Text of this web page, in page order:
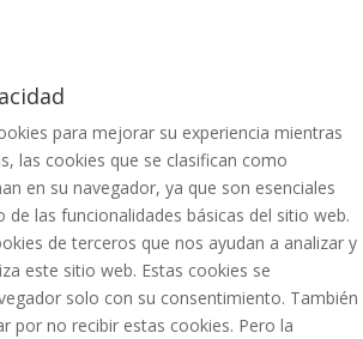
para mejorar su experiencia mientras
las cookies que se clasifican como
en su navegador, ya que son esenciales
las funcionalidades básicas del sitio web.
de terceros que nos ayudan a analizar y
este sitio web. Estas cookies se
solo con su consentimiento. También
por no recibir estas cookies. Pero la